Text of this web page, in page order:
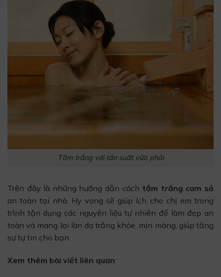
Tắm trắng với tần suất vừa phải
Trên đây là những hướng dẫn cách tắm trắng cam sả
an toàn tại nhà. Hy vọng sẽ giúp ích cho chị em trong
trình tận dụng các nguyên liệu tự nhiên để làm đẹp an
toàn và mang lại làn da trắng khỏe, mịn màng, giúp tăng
sự tự tin cho bạn.
Xem thêm bài viết liên quan